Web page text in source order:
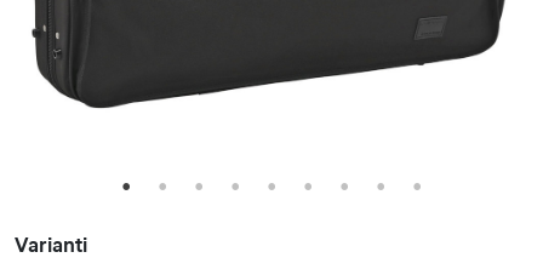
1 2 3 4 5 6 7 8 9
Varianti